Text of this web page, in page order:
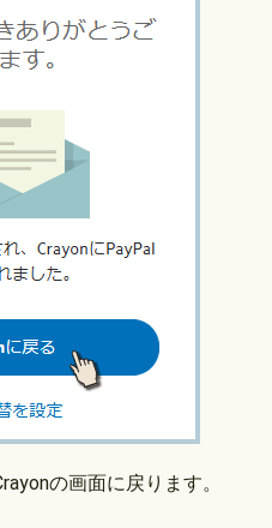
の画面に戻ります。